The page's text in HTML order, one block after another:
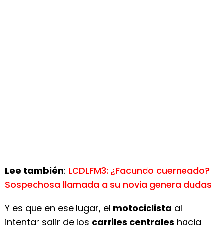
Lee también: LCDLFM3: ¿Facundo cuerneado?
Sospechosa llamada a su novia genera dudas
Y es que en ese lugar, el motociclista al
intentar salir de los carriles centrales hacia